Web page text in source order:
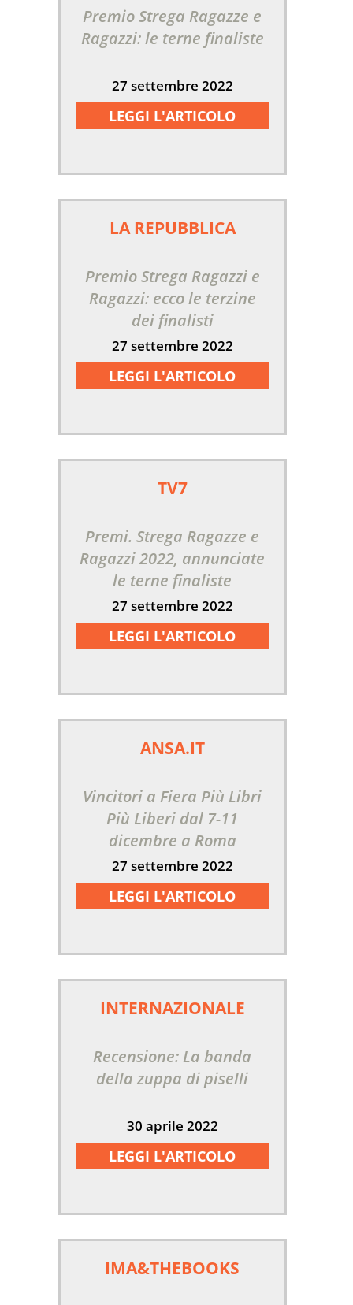
Premio Strega Ragazze e
Ragazzi: le terne finaliste
27 settembre 2022
LEGGI L'ARTICOLO
LA REPUBBLICA
Premio Strega Ragazzi e
Ragazzi: ecco le terzine
dei finalisti
27 settembre 2022
LEGGI L'ARTICOLO
TV7
Premi. Strega Ragazze e
Ragazzi 2022, annunciate
le terne finaliste
27 settembre 2022
LEGGI L'ARTICOLO
ANSA.IT
Vincitori a Fiera Più Libri
Più Liberi dal 7-11
dicembre a Roma
27 settembre 2022
LEGGI L'ARTICOLO
INTERNAZIONALE
Recensione: La banda
della zuppa di piselli
30 aprile 2022
LEGGI L'ARTICOLO
IMA&THEBOOKS